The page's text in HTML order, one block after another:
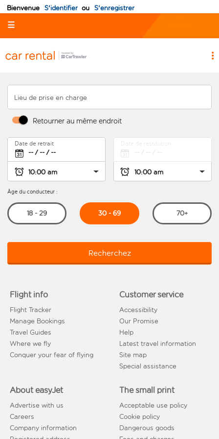
Bienvenue S'identifier ou S'enregistrer
☰
Lieu de prise en charge
Retourner au même endroit
Date de retrait
Âge du conducteur :
18 - 29 30 - 69 70+
Recherchez
Flight info
Flight Tracker
Manage Bookings
Travel Guides
Where we fly
Conquer your fear of flying
Customer service
Accessibility
Our Promise
Help
Latest travel information
Site map
Special assistance
About easyJet
Advertise with us
Careers
Company information
The small print
Acceptable use policy
Cookie policy
Dangerous goods